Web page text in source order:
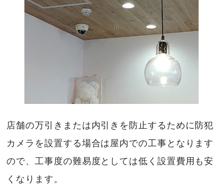
店舗の万引きまたは内引きを防止するために防犯
カメラを設置する場合は屋内での工事となります
ので、工事度の難易度としては低く設置費用も安
くなります。